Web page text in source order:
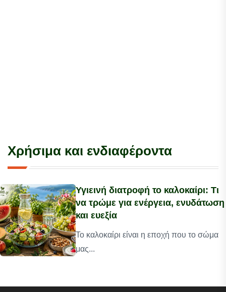
Χρήσιμα και ενδιαφέροντα
Υγιεινή διατροφή το καλοκαίρι: Τι
να τρώμε για ενέργεια, ενυδάτωση
και ευεξία
Το καλοκαίρι είναι η εποχή που το σώμα
μας...